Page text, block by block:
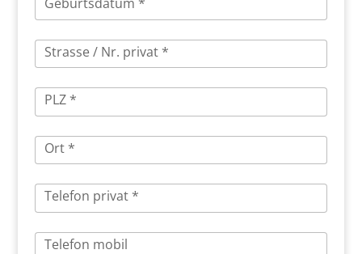
Strasse / Nr. privat *
PLZ *
Ort *
Telefon privat *
Telefon mobil